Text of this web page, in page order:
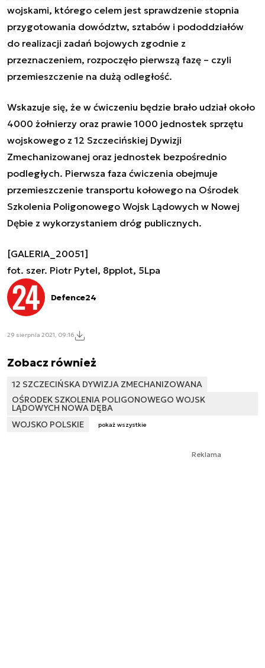
wojskami, którego celem jest sprawdzenie stopnia
przygotowania dowództw, sztabów i pododdziałów
do realizacji zadań bojowych zgodnie z
przeznaczeniem, rozpoczęło pierwszą fazę – czyli
przemieszczenie na dużą odległość.
Wskazuje się, że w ćwiczeniu będzie brało udział około
4000 żołnierzy oraz prawie 1000 jednostek sprzętu
wojskowego z 12 Szczecińskiej Dywizji
Zmechanizowanej oraz jednostek bezpośrednio
podległych. Pierwsza faza ćwiczenia obejmuje
przemieszczenie transportu kołowego na Ośrodek
Szkolenia Poligonowego Wojsk Lądowych w Nowej
Dębie z wykorzystaniem dróg publicznych.
[GALERIA_20051]
fot. szer. Piotr Pytel, 8pplot, 5Lpa
Defence24
29 sierpnia 2021, 09:16
Zobacz również
12 SZCZECIŃSKA DYWIZJA ZMECHANIZOWANA
OŚRODEK SZKOLENIA POLIGONOWEGO WOJSK
LĄDOWYCH NOWA DĘBA
WOJSKO POLSKIE
pokaż wszystkie
Reklama